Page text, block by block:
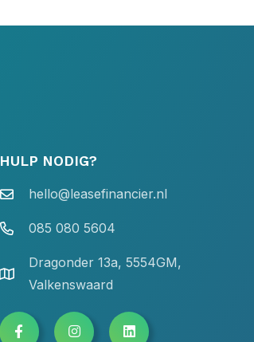
HULP NODIG?
hello@leasefinancier.nl
085 080 5604
Dragonder 13a, 5554GM,
Valkenswaard